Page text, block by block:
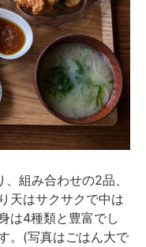
組み合わせの2品、
天はサクサクで中は
は4種類と豊富でし
。(写真はごはん大で